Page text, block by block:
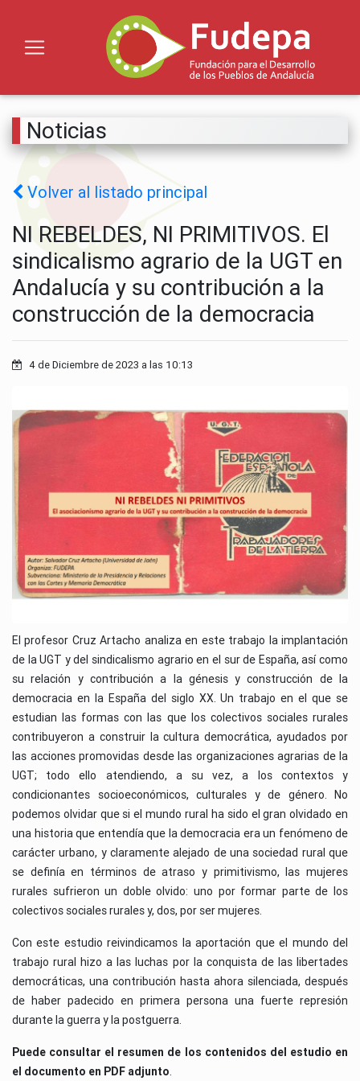
Noticias
Volver al listado principal
NI REBELDES, NI PRIMITIVOS. El
sindicalismo agrario de la UGT en
Andalucía y su contribución a la
construcción de la democracia
4 de Diciembre de 2023 a las 10:13
El profesor Cruz Artacho analiza en este trabajo la implantación
de la UGT y del sindicalismo agrario en el sur de España, así como
su relación y contribución a la génesis y construcción de la
democracia en la España del siglo XX. Un trabajo en el que se
estudian las formas con las que los colectivos sociales rurales
contribuyeron a construir la cultura democrática, ayudados por
las acciones promovidas desde las organizaciones agrarias de la
UGT; todo ello atendiendo, a su vez, a los contextos y
condicionantes socioeconómicos, culturales y de género. No
podemos olvidar que si el mundo rural ha sido el gran olvidado en
una historia que entendía que la democracia era un fenómeno de
carácter urbano, y claramente alejado de una sociedad rural que
se definía en términos de atraso y primitivismo, las mujeres
rurales sufrieron un doble olvido: uno por formar parte de los
colectivos sociales rurales y, dos, por ser mujeres.
Con este estudio reivindicamos la aportación que el mundo del
trabajo rural hizo a las luchas por la conquista de las libertades
democráticas, una contribución hasta ahora silenciada, después
de haber padecido en primera persona una fuerte represión
durante la guerra y la postguerra.
Puede consultar el resumen de los contenidos del estudio en
el documento en PDF adjunto.